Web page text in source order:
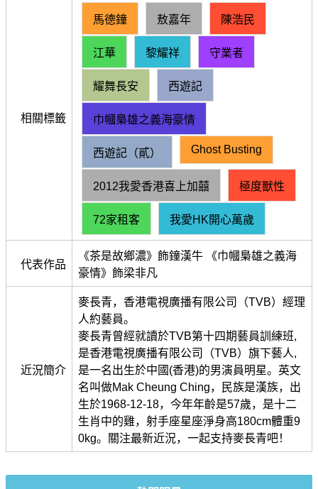
相關標籤
馬德鐘 敖嘉年 陳浩民
江華 黎耀祥 守業者
耀舞長安 西遊記
巾幗梟雄之義海豪情
西遊記（貳） Ghost Busting
2012我愛香港喜上加囍 極度獸性
72家租客 我愛HK開心萬歲
代表作品
《茶是故鄉濃》飾鐘漢牛 《巾幗梟雄之義海
豪情》飾梁非凡
近況簡介
麥長青，香港電視廣播有限公司（TVB）經理
人約藝員。
麥長青曾經就讀於TVB第十四期藝員訓練班,
是香港電視廣播有限公司（TVB）旗下藝人,
是一名出生於中國(香港)的男演員明星。英文
名叫做Mak Cheung Ching，民族是漢族，出
生於1968-12-18，今年年齡是57歲，是十二
生肖中的雞，射手座星座淨身高180cm體重9
0kg。關注最新近況，一起支持麥長青吧！